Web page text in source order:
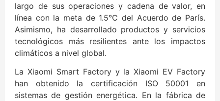
largo de sus operaciones y cadena de valor, en
línea con la meta de 1.5°C del Acuerdo de París.
Asimismo, ha desarrollado productos y servicios
tecnológicos más resilientes ante los impactos
climáticos a nivel global.
La Xiaomi Smart Factory y la Xiaomi EV Factory
han obtenido la certificación ISO 50001 en
sistemas de gestión energética. En la fábrica de